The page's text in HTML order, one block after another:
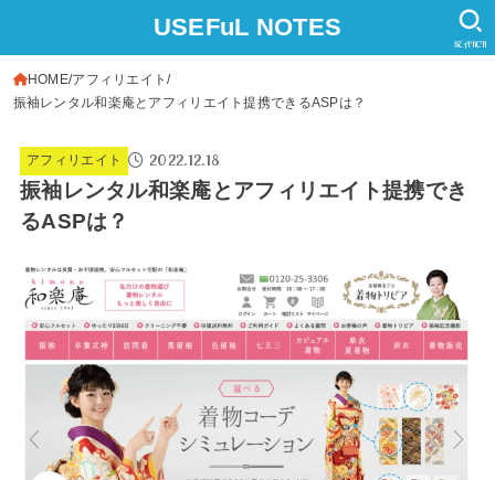
USEFuL NOTES
SEARCH
HOME アフィリエイト
振袖レンタル和楽庵とアフィリエイト提携できるASPは？
アフィリエイト 2022.12.18
振袖レンタル和楽庵とアフィリエイト提携でき
るASPは？